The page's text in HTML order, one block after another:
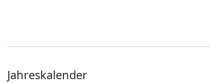
Jahreskalender